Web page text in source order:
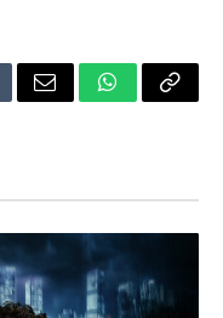
Email WhatsApp
Copy